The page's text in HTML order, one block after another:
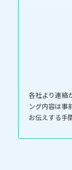
各社より連絡
ング内容は事
お伝えする手